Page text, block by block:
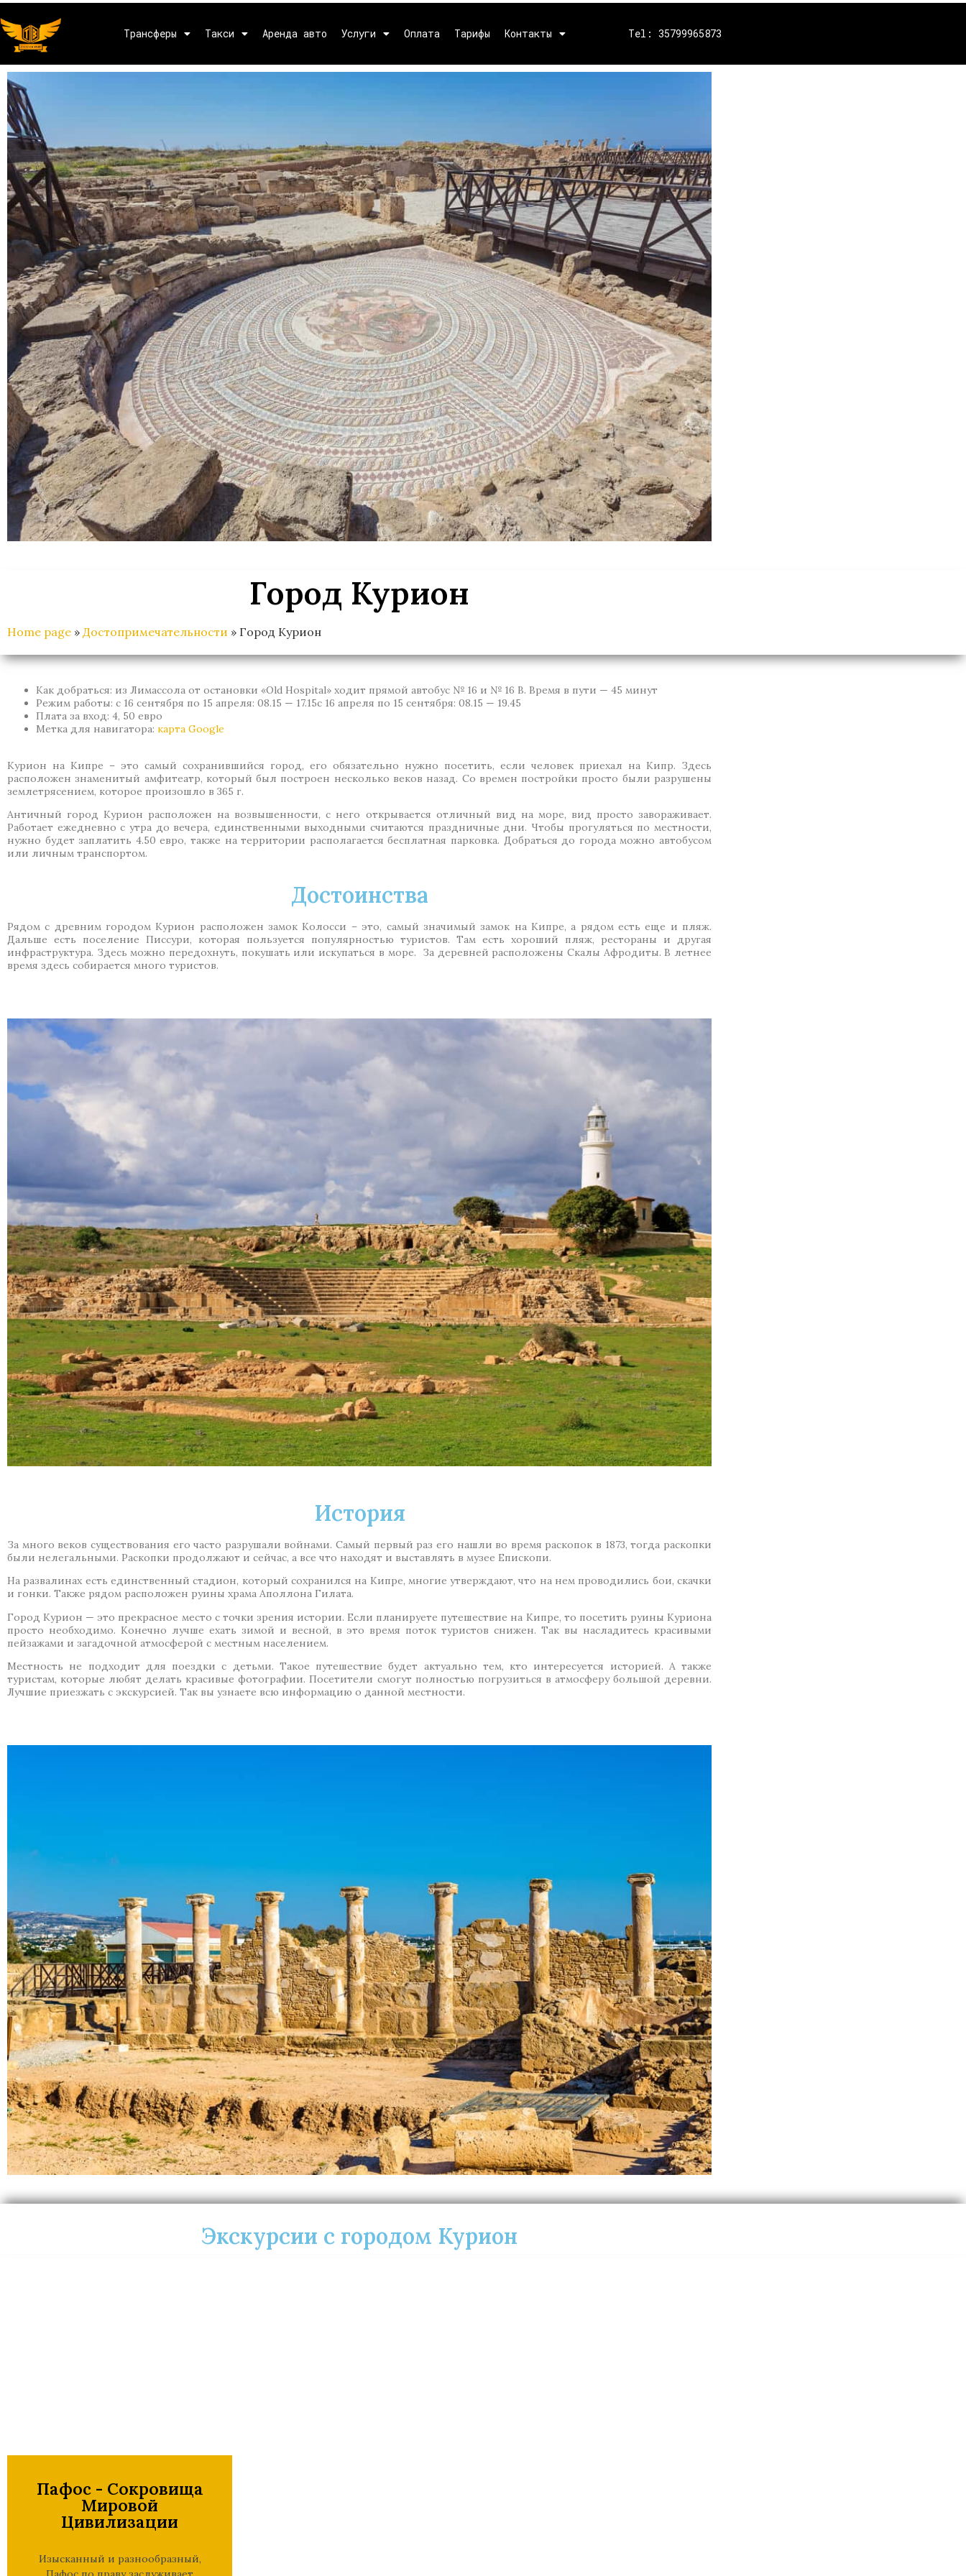
Трансферы Такси Аренда авто Услуги Оплата Тарифы Контакты Tel: 35799965873
Город Курион
Home page » Достопримечательности » Город Курион
Как добраться: из Лимассола от остановки «Old Hospital» ходит прямой автобус № 16 и № 16 В. Время в пути — 45 минут
Режим работы: с 16 сентября по 15 апреля: 08.15 — 17.15с 16 апреля по 15 сентября: 08.15 — 19.45
Плата за вход: 4, 50 евро
Метка для навигатора: карта Google
Курион на Кипре – это самый сохранившийся город, его обязательно нужно посетить, если человек приехал на Кипр. Здесь
расположен знаменитый амфитеатр, который был построен несколько веков назад. Со времен постройки просто были разрушены
землетрясением, которое произошло в 365 г.
Античный город Курион расположен на возвышенности, с него открывается отличный вид на море, вид просто завораживает.
Работает ежедневно с утра до вечера, единственными выходными считаются праздничные дни. Чтобы прогуляться по местности,
нужно будет заплатить 4.50 евро, также на территории располагается бесплатная парковка. Добраться до города можно автобусом
или личным транспортом.
Достоинства
Рядом с древним городом Курион расположен замок Колосси – это, самый значимый замок на Кипре, а рядом есть еще и пляж.
Дальше есть поселение Писсури, которая пользуется популярностью туристов. Там есть хороший пляж, рестораны и другая
инфраструктура. Здесь можно передохнуть, покушать или искупаться в море. За деревней расположены Скалы Афродиты. В летнее
время здесь собирается много туристов.
История
За много веков существования его часто разрушали войнами. Самый первый раз его нашли во время раскопок в 1873, тогда раскопки
были нелегальными. Раскопки продолжают и сейчас, а все что находят и выставлять в музее Епископи.
На развалинах есть единственный стадион, который сохранился на Кипре, многие утверждают, что на нем проводились бои, скачки
и гонки. Также рядом расположен руины храма Аполлона Гилата.
Город Курион — это прекрасное место с точки зрения истории. Если планируете путешествие на Кипре, то посетить руины Куриона
просто необходимо. Конечно лучше ехать зимой и весной, в это время поток туристов снижен. Так вы насладитесь красивыми
пейзажами и загадочной атмосферой с местным населением.
Местность не подходит для поездки с детьми. Такое путешествие будет актуально тем, кто интересуется историей. А также
туристам, которые любят делать красивые фотографии. Посетители смогут полностью погрузиться в атмосферу большой деревни.
Лучшие приезжать с экскурсией. Так вы узнаете всю информацию о данной местности.
Экскурсии с городом Курион
Пафос - Сокровища
Мировой
Цивилизации
Изысканный и разнообразный,